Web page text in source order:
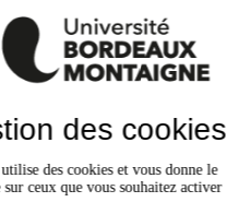
des cookies
des cookies et vous donne le
ceux que vous souhaitez activer